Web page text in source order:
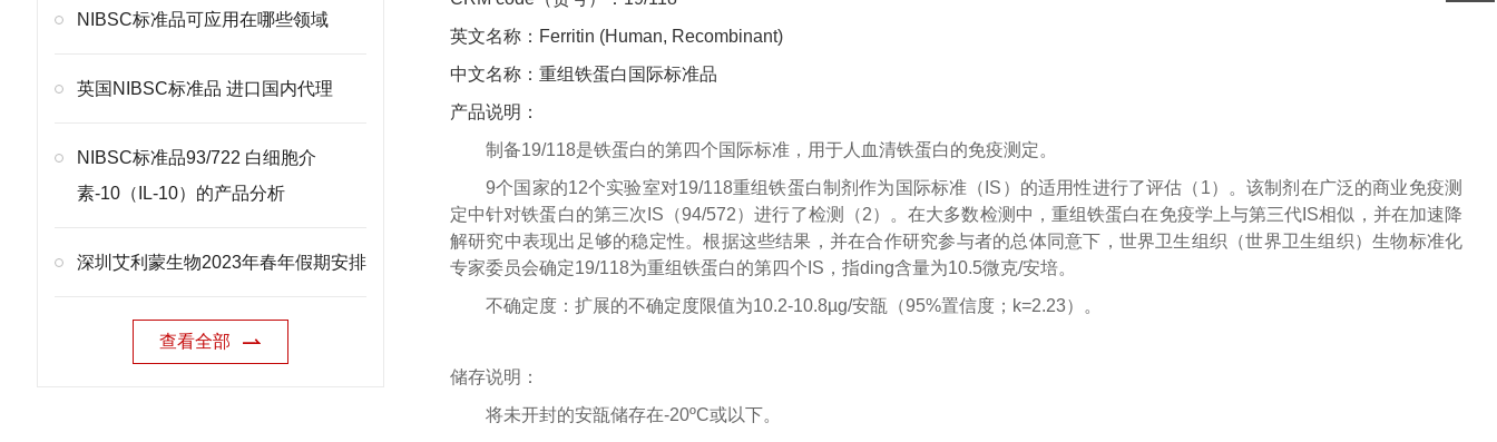
NIBSC标准品可应用在哪些领域
英国NIBSC标准品 进口国内代理
NIBSC标准品93/722 白细胞介
素-10（IL-10）的产品分析
深圳艾利蒙生物2023年春年假期安排
查看全部
英文名称：Ferritin (Human, Recombinant)
中文名称：重组铁蛋白国际标准品
产品说明：
制备19/118是铁蛋白的第四个国际标准，用于人血清铁蛋白的免疫测定。
9个国家的12个实验室对19/118重组铁蛋白制剂作为国际标准（IS）的适用性进行了评估（1）。该制剂在广泛的商业免疫测
定中针对铁蛋白的第三次IS（94/572）进行了检测（2）。在大多数检测中，重组铁蛋白在免疫学上与第三代IS相似，并在加速降
解研究中表现出足够的稳定性。根据这些结果，并在合作研究参与者的总体同意下，世界卫生组织（世界卫生组织）生物标准化
专家委员会确定19/118为重组铁蛋白的第四个IS，指ding含量为10.5微克/安培。
不确定度：扩展的不确定度限值为10.2-10.8µg/安瓿（95%置信度；k=2.23）。
储存说明：
将未开封的安瓿储存在-20ºC或以下。